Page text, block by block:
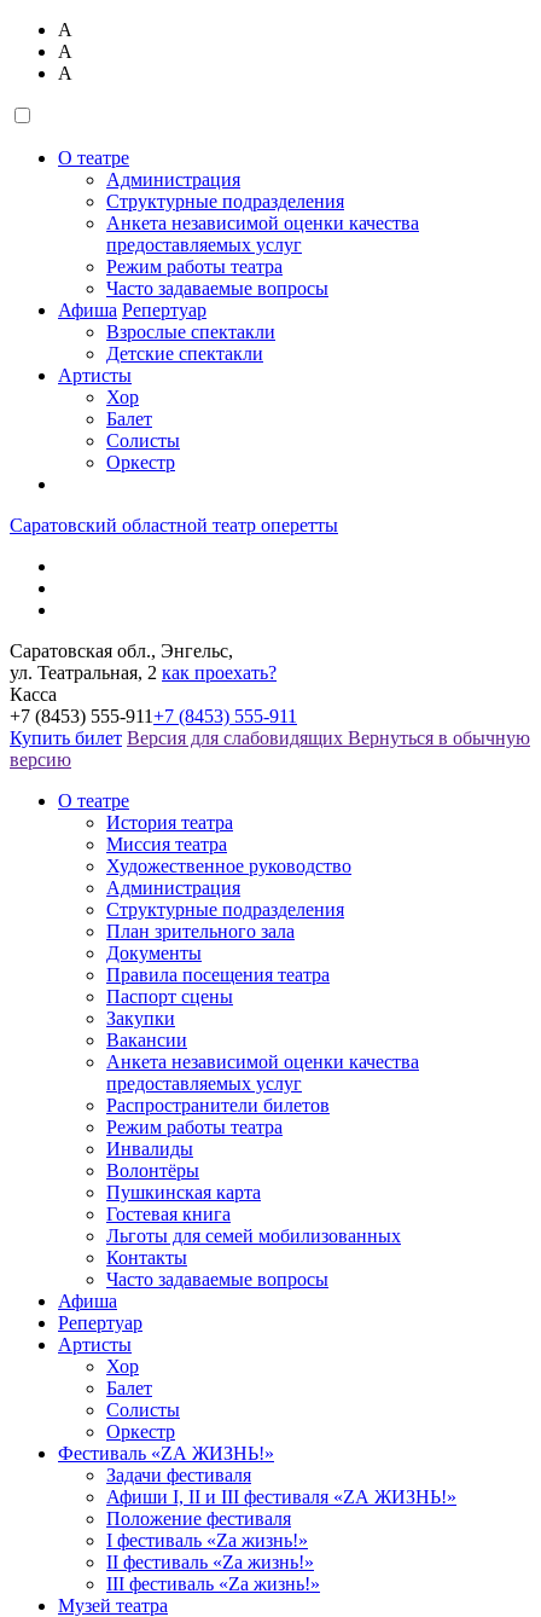
А
А
А
О театре
Администрация
Структурные подразделения
Анкета независимой оценки качества
предоставляемых услуг
Режим работы театра
Часто задаваемые вопросы
Афиша Репертуар
Взрослые спектакли
Детские спектакли
Артисты
Хор
Балет
Солисты
Оркестр
Саратовский областной театр оперетты
Саратовская обл., Энгельс,
ул. Театральная, 2 как проехать?
Касса
+7 (8453) 555-911+7 (8453) 555-911
Купить билет Версия для слабовидящих Вернуться в обычную
версию
О театре
История театра
Миссия театра
Художественное руководство
Администрация
Структурные подразделения
План зрительного зала
Документы
Правила посещения театра
Паспорт сцены
Закупки
Вакансии
Анкета независимой оценки качества
предоставляемых услуг
Распространители билетов
Режим работы театра
Инвалиды
Волонтёры
Пушкинская карта
Гостевая книга
Льготы для семей мобилизованных
Контакты
Часто задаваемые вопросы
Афиша
Репертуар
Артисты
Хор
Балет
Солисты
Оркестр
Фестиваль «ZА ЖИЗНЬ!»
Задачи фестиваля
Афиши I, II и III фестиваля «ZА ЖИЗНЬ!»
Положение фестиваля
I фестиваль «Zа жизнь!»
II фестиваль «Zа жизнь!»
III фестиваль «Zа жизнь!»
Музей театра